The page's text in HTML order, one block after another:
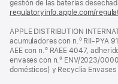
una
ventana
gestión de las baterías
regulatoryinfo.apple.com/
APPLE DISTRIBUTION
acumuladores con n.º RII-PYA
AEE con n.º RAEE 4047,
envases con n.º ENV/2023/
domésticos) y Recyclia